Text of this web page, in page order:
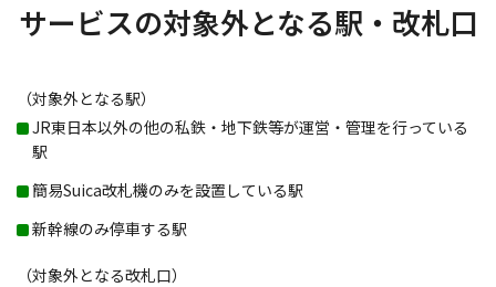
サービスの対象外となる駅・改札口
（対象外となる駅）
JR東日本以外の他の私鉄・地下鉄等が運営・管理を行っている
駅
簡易Suica改札機のみを設置している駅
新幹線のみ停車する駅
（対象外となる改札口）